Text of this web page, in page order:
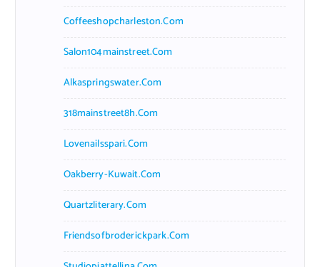
Coffeeshopcharleston.com
Salon104mainstreet.com
Alkaspringswater.com
318mainstreet8h.com
Lovenailsspari.com
Oakberry-Kuwait.com
Quartzliterary.com
Friendsofbroderickpark.com